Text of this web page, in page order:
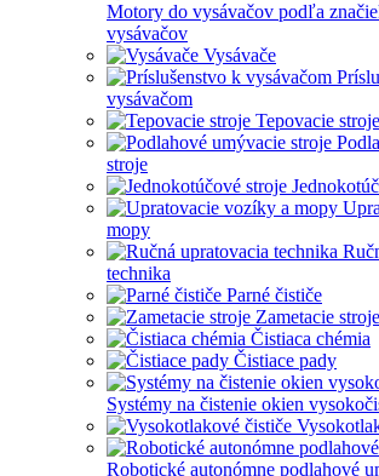
Motory do vysávačov podľa
vysávačov
Vysávače
vysávačom
Tepovacie stroje
stroje
mopy
technika
Parné čističe
Zametacie stroje
Čistiaca chémia
Čistiace pady
Systémy na čistenie okien
Robotické autonómne podlahové